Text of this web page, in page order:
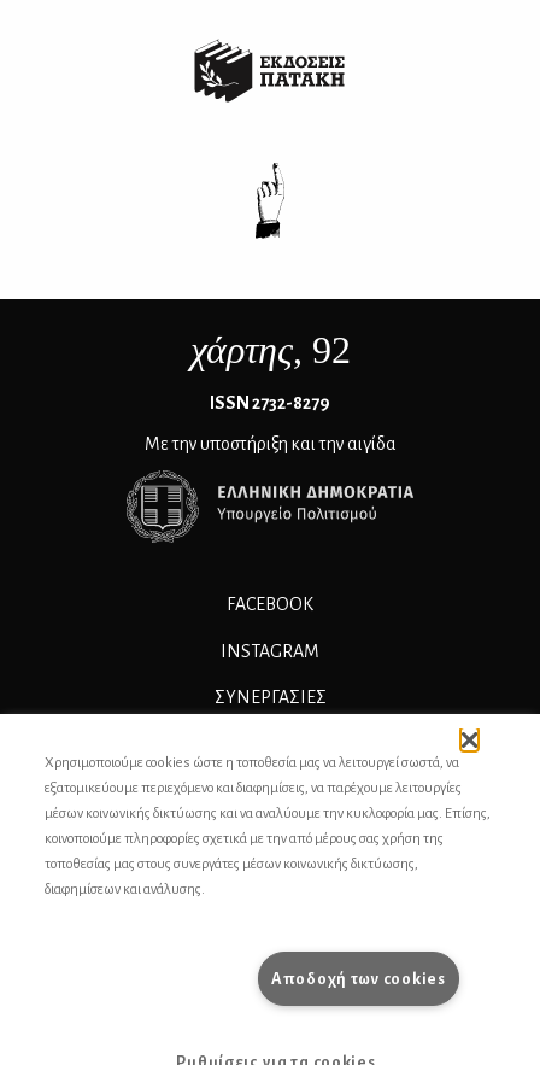
χάρτης, 92
ΙSSN 2732-8279
Με την υποστήριξη και την αιγίδα
FACEBOOK
INSTAGRAM
ΣΥΝΕΡΓΑΣΊΕΣ
ΕΠΙΚΟΙΝΩΝΙΑ
ΣΥΝΤΕΛΕΣΤΕΣ
ΟΡΟΙ ΧΡΗΣΗΣ
Χρησιμοποιούμε cookies ώστε η τοποθεσία μας να λειτουργεί σωστά, να
εξατομικεύουμε περιεχόμενο και διαφημίσεις, να παρέχουμε λειτουργίες
μέσων κοινωνικής δικτύωσης και να αναλύουμε την κυκλοφορία μας. Επίσης,
κοινοποιούμε πληροφορίες σχετικά με την από μέρους σας χρήση της
τοποθεσίας μας στους συνεργάτες μέσων κοινωνικής δικτύωσης,
διαφημίσεων και ανάλυσης.
Αποδοχή των cookies